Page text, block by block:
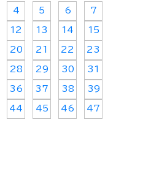
4 5 6 7
12 13 14 15
20 21 22 23
28 29 30 31
36 37 38 39
44 45 46 47